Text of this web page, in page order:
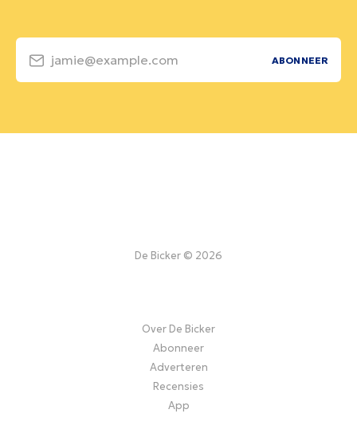
jamie@example.com ABONNEER
De Bicker © 2026
Over De Bicker
Abonneer
Adverteren
Recensies
App